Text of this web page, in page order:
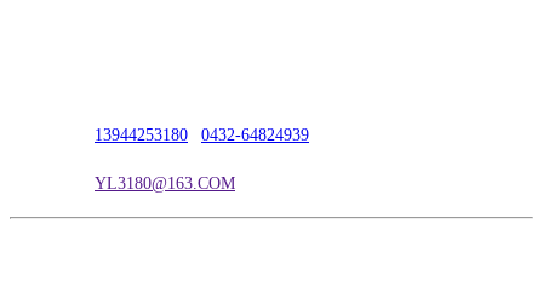
13944253180 0432-64824939
YL3180@163.COM